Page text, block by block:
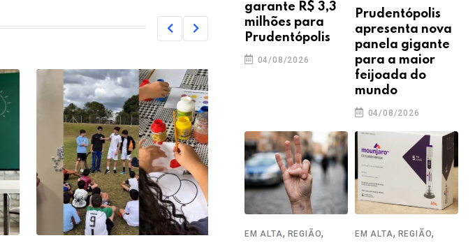
garante R$ 3,3
milhões para
Prudentópolis
04/08/2026
Prudentópolis
apresenta nova
panela gigante
para a maior
feijoada do
mundo
04/08/2026
EM ALTA, REGIÃO, EM ALTA, REGIÃO,